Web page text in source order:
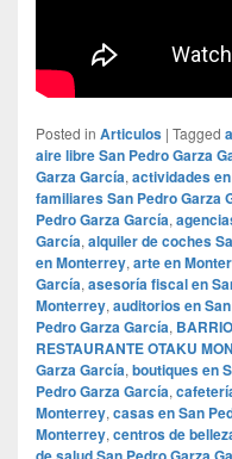
Posted in Articulos | Tagged
aire libre San Pedro Garza
Garza García, actividades
familiares San Pedro Garza
Pedro Garza García,
García, alquiler de coches
en Monterrey, arte en
García, asesoría fiscal en
Monterrey, auditorios en
Pedro Garza García,
RESTAURANTE OTAKU
Garza García, boutiques en
Pedro Garza García,
Monterrey, casas en San
Monterrey, centros de